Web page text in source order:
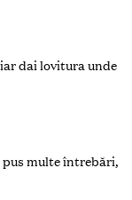
dai lovitura unde
pus multe întrebări,